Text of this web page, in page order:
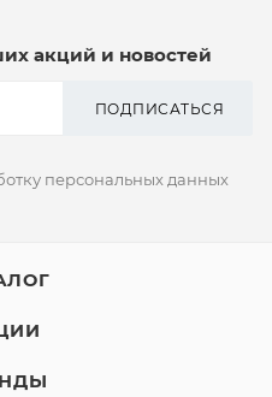
акций и новостей
ПОДПИСАТЬСЯ
персональных данных